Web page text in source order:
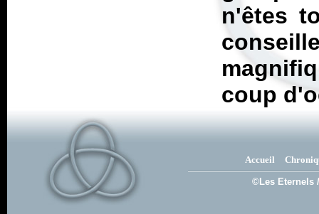
n'êtes
coup
Accueil
©Les Eternels